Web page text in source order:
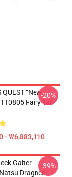
QUEST “New
Fairy Tail
- ₩6,883,110
-20%
Gaiter -
Dragneel
-39%